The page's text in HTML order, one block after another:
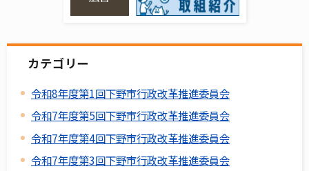
カテゴリー
令和8年度第1回下野市行政改革推進委員会
令和7年度第5回下野市行政改革推進委員会
令和7年度第4回下野市行政改革推進委員会
令和7年度第3回下野市行政改革推進委員会